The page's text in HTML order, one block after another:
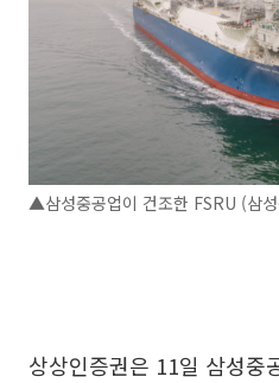
▲삼성중공업이 건조한 FSRU (삼
상상인증권은 11일 삼성중